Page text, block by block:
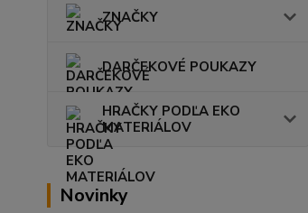
ZNAČKY
DARČEKOVÉ POUKAZY
HRAČKY PODĽA EKO
MATERIÁLOV
Novinky